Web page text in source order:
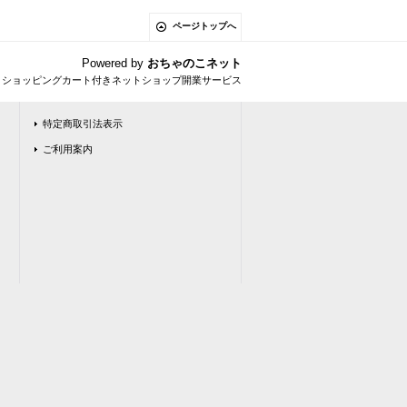
ページトップへ
Powered by おちゃのこネット
ョッピングカート付きネットショップ開業サービス
特定商取引法表示
ご利用案内